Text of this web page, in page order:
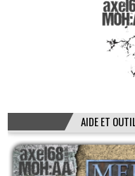
AIDE ET